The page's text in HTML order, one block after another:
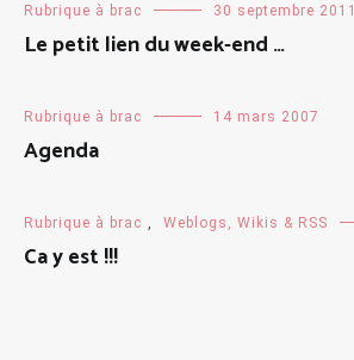
Rubrique à brac 30 septembre 2011
Le petit lien du week-end …
Rubrique à brac 14 mars 2007
Agenda
Rubrique à brac Weblogs, Wikis & RSS
Ca y est !!!